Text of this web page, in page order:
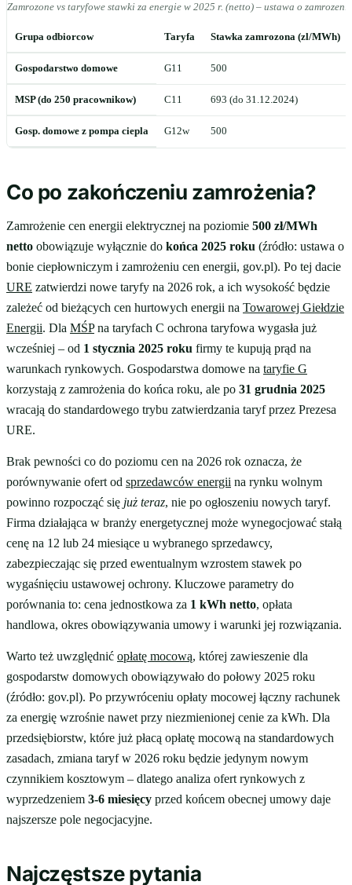
Zamrozone vs taryfowe stawki za energie w 2025 r. (netto) – ustawa o
Grupa odbiorcow Taryfa Stawka zamrozona (zl/MWh)
Gospodarstwo domowe G11 500
MSP (do 250 pracownikow) C11 693 (do 31.12.2024)
Gosp. domowe z pompa ciepla G12w 500
Co po zakończeniu zamrożenia?
Zamrożenie cen energii elektrycznej na poziomie 500 zł/MWh
netto obowiązuje wyłącznie do końca 2025 roku (źródło: ustawa o
bonie ciepłowniczym i zamrożeniu cen energii, gov.pl). Po tej dacie
URE zatwierdzi nowe taryfy na 2026 rok, a ich wysokość będzie
zależeć od bieżących cen hurtowych energii na Towarowej Giełdzie
Energii. Dla MŚPna taryfach C ochrona taryfowa wygasła już
wcześniej – od 1 stycznia 2025 roku firmy te kupują prąd na
warunkach rynkowych. Gospodarstwa domowe na taryfie G
korzystają z zamrożenia do końca roku, ale po 31 grudnia 2025
wracają do standardowego trybu zatwierdzania taryf przez Prezesa
URE.
Brak pewności co do poziomu cen na 2026 rok oznacza, że
porównywanie ofert od sprzedawców energii na rynku wolnym
powinno rozpocząć się już teraz, nie po ogłoszeniu nowych taryf.
Firma działająca w branży energetycznej może wynegocjować stałą
cenę na 12 lub 24 miesiące u wybranego sprzedawcy,
zabezpieczając się przed ewentualnym wzrostem stawek po
wygaśnięciu ustawowej ochrony. Kluczowe parametry do
porównania to: cena jednostkowa za 1 kWh netto, opłata
handlowa, okres obowiązywania umowy i warunki jej rozwiązania.
Warto też uwzględnić opłatę mocową, której zawieszenie dla
gospodarstw domowych obowiązywało do połowy 2025 roku
(źródło: gov.pl). Po przywróceniu opłaty mocowej łączny rachunek
za energię wzrośnie nawet przy niezmienionej cenie za kWh. Dla
przedsiębiorstw, które już płacą opłatę mocową na standardowych
zasadach, zmiana taryf w 2026 roku będzie jedynym nowym
czynnikiem kosztowym – dlatego analiza ofert rynkowych z
wyprzedzeniem 3-6 miesięcy przed końcem obecnej umowy daje
najszersze pole negocjacyjne.
Najczęstsze pytania